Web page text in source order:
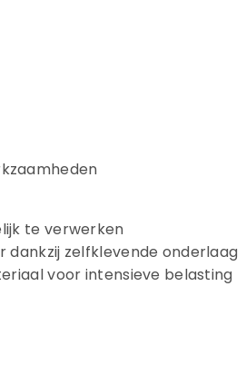
te verwerken
dankzij zelfklevende onderlaag
voor intensieve belasting